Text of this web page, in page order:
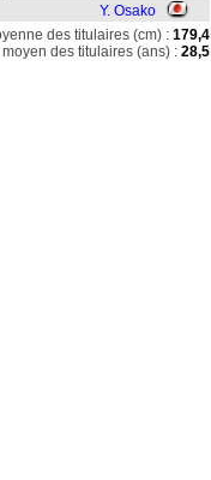
Y. Osako
des titulaires (cm) : 179,4
des titulaires (ans) : 28,5